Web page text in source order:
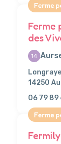
Ferme
Ferme
des
14
Longraye
14250
06 79 89
Ferme